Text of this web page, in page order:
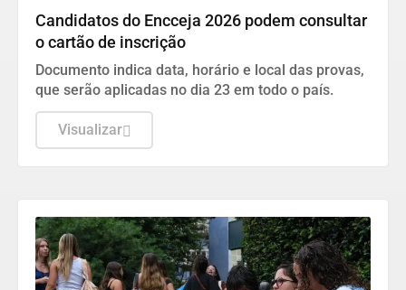
Candidatos do Encceja 2026 podem consultar
o cartão de inscrição
Documento indica data, horário e local das provas,
que serão aplicadas no dia 23 em todo o país.
Visualizar